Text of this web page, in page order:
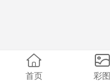
首页 彩图